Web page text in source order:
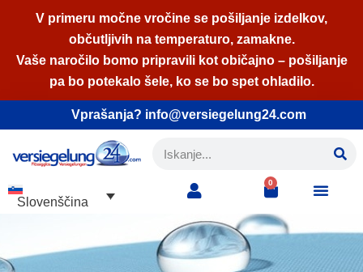
na
vsebino
V primeru močne vročine se pošiljanje izdelkov,
občutljivih na temperaturo, zamakne.
Vaše naročilo bomo pripravili kot običajno – pošiljanje
pa bo potekalo šele, ko se bo spet ohladilo.
Vprašanja? info@versiegelung24.com
Slovenščina
0